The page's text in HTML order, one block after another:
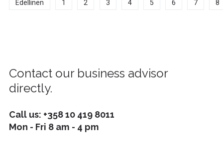
Edellinen 1 2 3 4 5 6 7 8
Contact our business advisor
directly.
Call us: +358 10 419 8011
Mon - Fri 8 am - 4 pm